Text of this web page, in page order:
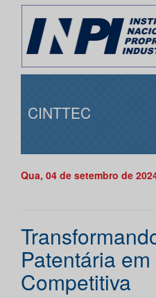
CINTTEC
Qua, 04 de setembro de
Patentária
Competitiva